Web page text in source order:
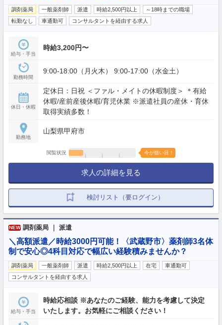
調剤薬局 一般薬剤師 派遣 時給2,500円以上
～18時までの職場
転勤なし
車通勤可 コンサルタントを経由する求人
給与・手当
時給3,200円〜
勤務時間
9:00-18:00（月火木） 9:00-17:00（水金土）
休日・休暇
定休日：日祝 ＜ファル・メイトの休暇制度＞ ＊有給
休暇/産前産後休暇/育児休業 ※派遣社員の産休・育休
取得実績多数！
勤務地
山梨県甲府市
閲覧状況 今が狙い目！
求人の詳細を見る
検討リスト（要ログイン）
NEW 調剤薬局 ｜ 派遣
＼高額派遣／時給3000円可能！〈武蔵野市〉薬剤師3名体
制で安心◎4科目対応で幅広い経験積みませんか？
調剤薬局 一般薬剤師 派遣 時給2,500円以上 在宅
車通勤可
コンサルタントを経由する求人
給与・手当
時給応相談 ※あなたのご経験、能力を考慮して決定
いたします。お気軽にご相談ください！